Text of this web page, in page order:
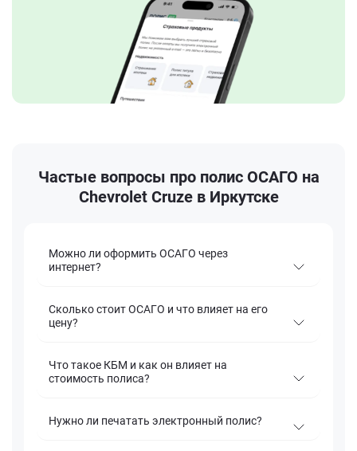
Частые вопросы про полис ОСАГО на
Chevrolet Cruze в Иркутске
Можно ли оформить ОСАГО через
интернет?
Сколько стоит ОСАГО и что влияет на его
цену?
Что такое КБМ и как он влияет на
стоимость полиса?
Нужно ли печатать электронный полис?